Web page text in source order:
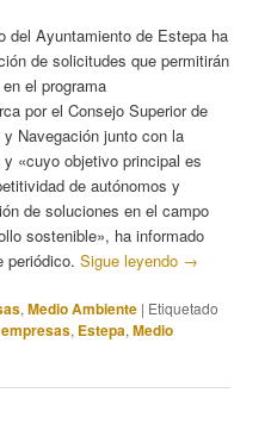
del Ayuntamiento de Estepa ha
de solicitudes que permitirán
el programa
por el Consejo Superior de
Navegación junto con la
«cuyo objetivo principal es
de autónomos y
de soluciones en el campo
sostenible», ha informado
periódico.Sigue leyendo →
,Medio Ambiente | Etiquetado
, Estepa,Medio